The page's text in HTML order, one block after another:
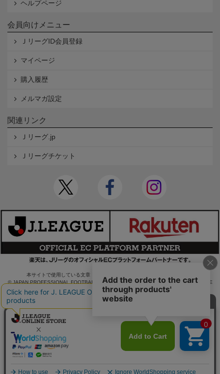
ヘルプページ
会員向けメニュー
ＪリーグID会員登録
マイページ
購入履歴
メルマガ設定
関連リンク
Ｊリーグ.jp
Ｊリーグチケット
本サイトで使用している文章・画像等の無断での複製・転載を禁止します。
© JAPAN PROFESSIONAL FOOTBALL LEAGUE Rakuten Group, Inc. ALL RIGHTS RE
SERVED.